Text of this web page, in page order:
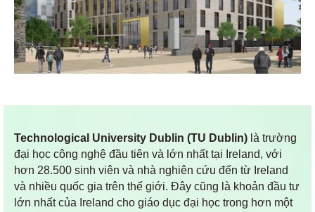
Technological University Dublin (TU Dublin) là trường
đại học công nghệ đầu tiên và lớn nhất tại Ireland, với
hơn 28.500 sinh viên và nhà nghiên cứu đến từ Ireland
và nhiều quốc gia trên thế giới. Đây cũng là khoản đầu tư
lớn nhất của Ireland cho giáo dục đại học trong hơn một